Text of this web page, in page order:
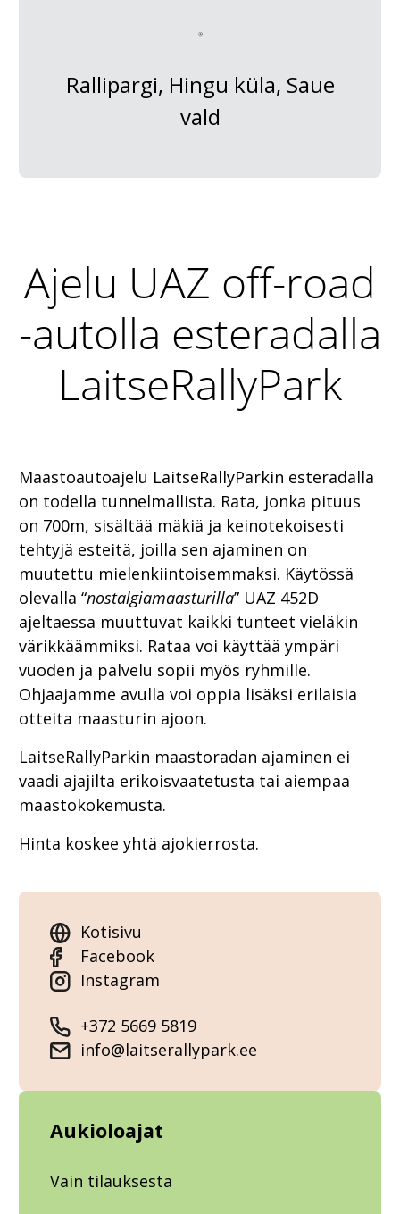
Rallipargi, Hingu küla, Saue
vald
Ajelu UAZ off-road
-autolla esteradalla
LaitseRallyPark
Maastoautoajelu LaitseRallyParkin esteradalla
on todella tunnelmallista. Rata, jonka pituus
on 700m, sisältää mäkiä ja keinotekoisesti
tehtyjä esteitä, joilla sen ajaminen on
muutettu mielenkiintoisemmaksi. Käytössä
olevalla “nostalgiamaasturilla” UAZ 452D
ajeltaessa muuttuvat kaikki tunteet vieläkin
värikkäämmiksi. Rataa voi käyttää ympäri
vuoden ja palvelu sopii myös ryhmille.
Ohjaajamme avulla voi oppia lisäksi erilaisia
otteita maasturin ajoon.
LaitseRallyParkin maastoradan ajaminen ei
vaadi ajajilta erikoisvaatetusta tai aiempaa
maastokokemusta.
Hinta koskee yhtä ajokierrosta.
Kotisivu
Facebook
Instagram
+372 5669 5819
info@laitserallypark.ee
Aukioloajat
Vain tilauksesta